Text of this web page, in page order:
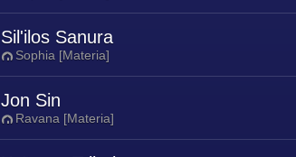
Sil'ilos Sanura
Sophia [Materia]
Jon Sin
Ravana [Materia]